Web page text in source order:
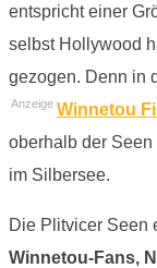
entspricht einer
selbst Hollywood
gezogen. Denn in
Anzeige Winnetou
oberhalb der
im Silbersee.
Die Plitvicer Seen
Winnetou-Fans,